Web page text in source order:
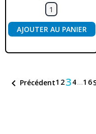
AJOUTER AU PANIER
 Précédent1 234…16